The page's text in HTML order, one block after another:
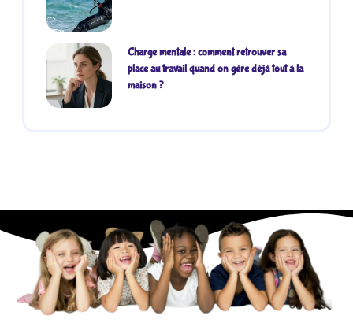
Charge mentale : comment retrouver sa
place au travail quand on gère déjà tout à la
maison ?